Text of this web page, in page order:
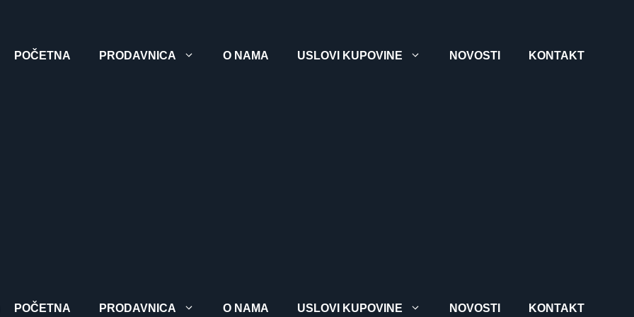
POČETNA PRODAVNICA O NAMA USLOVI KUPOVINE NOVOSTI KONTAKT
POČETNA PRODAVNICA O NAMA USLOVI KUPOVINE NOVOSTI KONTAKT